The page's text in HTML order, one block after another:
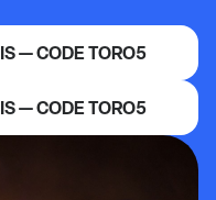
— CODE TORO5
— CODE TORO5